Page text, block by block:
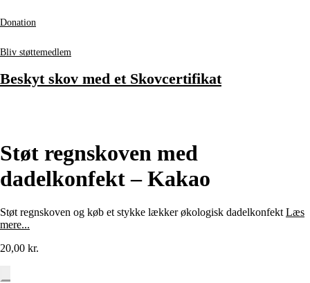
Donation
Bliv støttemedlem
Beskyt skov med et Skovcertifikat
Støt regnskoven med
dadelkonfekt – Kakao
Støt regnskoven og køb et stykke lækker økologisk dadelkonfekt Læs
mere...
20,00 kr.